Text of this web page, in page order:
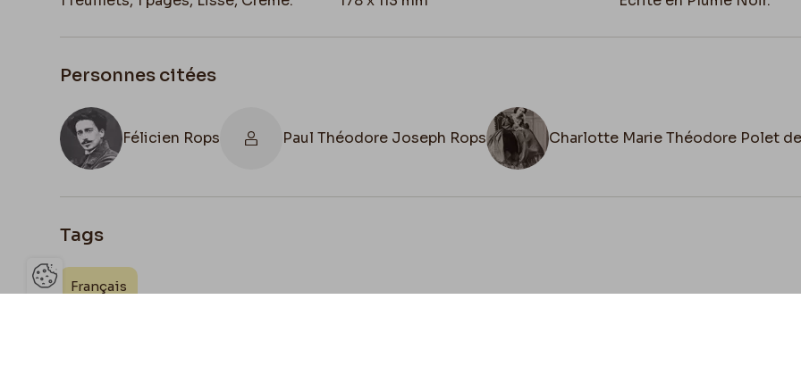
Personnes citées
Félicien Rops Paul Théodore Joseph Rops Charlotte Marie Théodore Polet
Tags
Français
Ouvrir la barre de gestion des cookies